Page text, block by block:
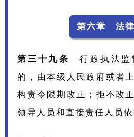
第六章 法
第三十九条
行政执法监
的，由本级人民政府或者
构责令限期改正；拒不改
领导人员和直接责任人员依